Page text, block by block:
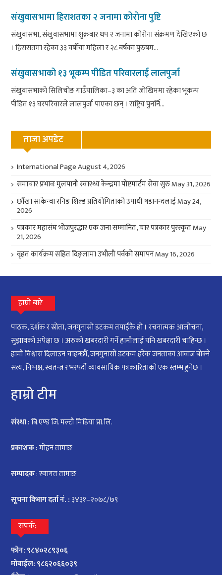
संखुवासभामा हिराशतका २ जनामा कोरोना पुष्टि
संखुवासभा, संखुवासभामा शुक्रबार थप २ जनामा कोरोना संक्रमण देखिएको छ
। हिरासतमा रहेका ३३ वर्षीया महिला र २८ बर्षका पुरुषम...
संखुवासभाको १३ भूकम्प पीडित परिवारलाई लालपुर्जा
संखुवासभाको सिलिचोङ गाउँपालिका–३ का अति जोखिममा रहेका भूकम्प
पीडित १३ घरपरिवारले लालपुर्जा पाएका छन् । राष्ट्रिय पुनर्नि...
ताजा अपडेट
International PageAugust 4, 2026
समाचार प्रभावः मुलपानी स्वास्थ्य केन्द्रमा पोष्टमार्टम सेवा सुरुMay 31, 2026
छौँखा साकेन्वा रनिङ शिल्ड प्रतियोगिताको उपाधी षडानन्दलाईMay 24,
2026
पत्रकार महासंघ भोजपुरद्धार एक जना सम्मानित, चार पत्रकार पुरस्कृतMay
21, 2026
वृहत कार्यक्रम सहित दिङ्लामा उभौली पर्वको समापनMay 16, 2026
हाम्रो बारे
पाठक, दर्शक र स्रोता, जनगुनासो डटकम तपाईंकै हो । रचनात्मक आलोचना,
सुझावको अपेक्षा छ । अरुको खबरदारी गर्ने हामीलाई पनि खबरदारी चाहिन्छ ।
हामी विश्वास दिलाउन चाहन्छौँ, जनगुनासो डटकम हरेक जनताका आवाज बोक्ने
सत्य, निष्पक्ष, स्वतन्त्र र भरपर्दो व्यावसायिक पत्रकारिताको एक स्तम्भ हुनेछ ।
हाम्रो टीम
संस्था :बि.एण्ड जि. मल्टी मिडिया प्रा.लि.
प्रकाशक :मोहन तामाङ
सम्पादक: स्वागत तामाङ
सूचना विभाग दर्ता नं. : ३४३१–२०७८/७९
संपर्क:
फोन: ९८४०२८९३०६
मोबाईल: ९८६२०६६०३९